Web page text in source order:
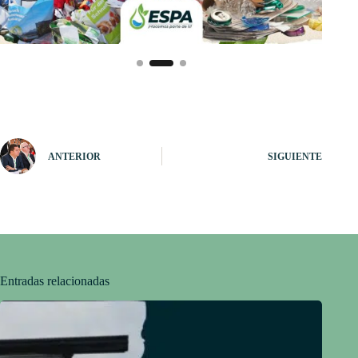
ANTERIOR SIGUIENTE
Entradas relacionadas